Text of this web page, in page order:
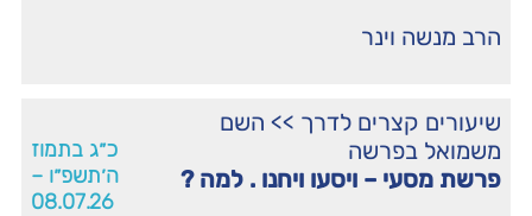
הרב מנשה וינר
שיעורים קצרים לדרך >> השם
משמואל בפרשה
פרשת מסעי – ויסעו ויחנו . למה ?
כ״ג בתמוז
ה׳תשפ״ו –
08.07.26